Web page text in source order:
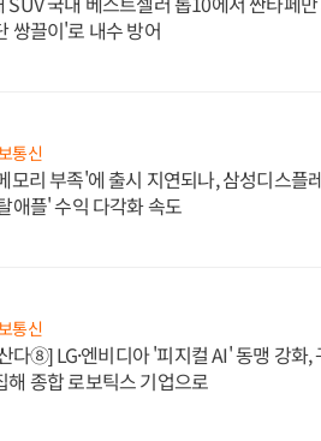
쌍끌이'로 내수 방어
통신
모리 부족'에 출시 지연되나, 삼성디스플
애플' 수익 다각화 속도
통신
다⑧] LG·엔비디아 '피지컬 AI' 동맹 강화,
해 종합 로보틱스 기업으로